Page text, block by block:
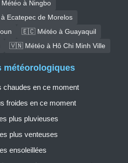
à Ningbo
Ecatepec de Morelos
🇪🇨 Météo à Guayaquil
🇻🇳 Météo à Hô Chi Minh Ville
météorologiques
chaudes en ce moment
froides en ce moment
plus pluvieuses
plus venteuses
ensoleillées